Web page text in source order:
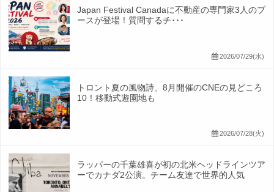
Japan Festival Canadaに不動産の専門家3人のブ
ースが登場！質問するチ･･･
2026/07/29(水)
トロント夏の風物詩、8月開催のCNEの見どころ
10！移動式遊園地も
2026/07/28(火)
ラッパーの千葉雄喜が初の北米ヘッドラインツア
ーでカナダ2公演。チーム友達で世界的人気